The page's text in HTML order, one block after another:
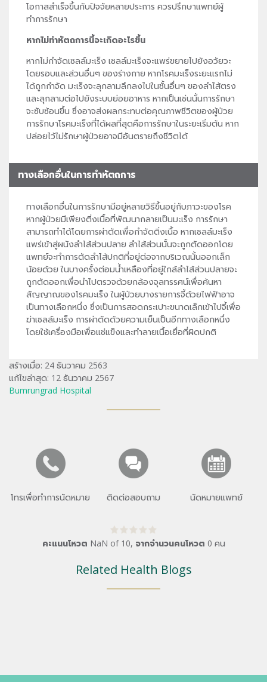
โอกาสสำเร็จขึ้นกับปัจจัยหลายประการ ควรปรึกษาแพทย์ผู้
ทำการรักษา
หากไม่ทำหัตถการนี้จะเกิดอะไรขึ้น
หากไม่กำจัดเซลล์มะเร็ง เซลล์มะเร็งจะแพร่ขยายไปยังอวัยวะ
โดยรอบและส่วนอื่นๆ ของร่างกาย หากโรคมะเร็งระยะแรกไม่
ได้ถูกกำจัด มะเร็งจะลุกลามลึกลงไปในชั้นอื่นๆ ของลำไส้ตรง
และลุกลามต่อไปยังระบบย่อยอาหาร หากเป็นเช่นนั้นการรักษา
จะซับซ้อนขึ้น ซึ่งอาจส่งผลกระทบต่อคุณภาพชีวิตของผู้ป่วย
การรักษาโรคมะเร็งที่ได้ผลที่สุดคือการรักษาในระยะเริ่มต้น หาก
ปล่อยไว้ไม่รักษาผู้ป่วยอาจมีอันตรายถึงชีวิตได้
ทางเลือกอื่นในการทำหัตถการ
ทางเลือกอื่นในการรักษามีอยู่หลายวิธีขึ้นอยู่กับภาวะของโรค
หากผู้ป่วยมีเพียงติ่งเนื้อที่พัฒนากลายเป็นมะเร็ง การรักษา
สามารถทำได้โดยการผ่าตัดเพื่อกำจัดติ่งเนื้อ หากเซลล์มะเร็ง
แพร่เข้าสู่ผนังลำไส้ส่วนปลาย ลำไส้ส่วนนั้นจะถูกตัดออกโดย
แพทย์จะทำการตัดลำไส้ปกติที่อยู่ต่อจากบริเวณนั้นออกเล็ก
น้อยด้วย ในบางครั้งต่อมน้ำเหลืองที่อยู่ใกล้ลำไส้ส่วนปลายจะ
ถูกตัดออกเพื่อนำไปตรวจด้วยกล้องจุลทรรศน์เพื่อค้นหา
สัญญาณของโรคมะเร็ง ในผู้ป่วยบางรายการจี้ด้วยไฟฟ้าอาจ
เป็นทางเลือกหนึ่ง ซึ่งเป็นการสอดกระเปาะขนาดเล็กเข้าไปจี้เพื่อ
ฆ่าเซลล์มะเร็ง การผ่าตัดด้วยความเย็นเป็นอีกทางเลือกหนึ่ง
โดยใช้เครื่องมือเพื่อแช่แข็งและทำลายเนื้อเยื่อที่ผิดปกติ
สร้างเมื่อ: 24 ธันวาคม 2563
แก้ไขล่าสุด: 12 ธันวาคม 2567
Bumrungrad Hospital
โทรเพื่อทำการนัดหมาย ติดต่อสอบถาม นัดหมายแพทย์
คะแนนโหวต NaN of 10, จากจำนวนคนโหวต 0 คน
Related Health Blogs